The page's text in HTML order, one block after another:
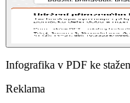
Infografika v PDF ke
Reklama